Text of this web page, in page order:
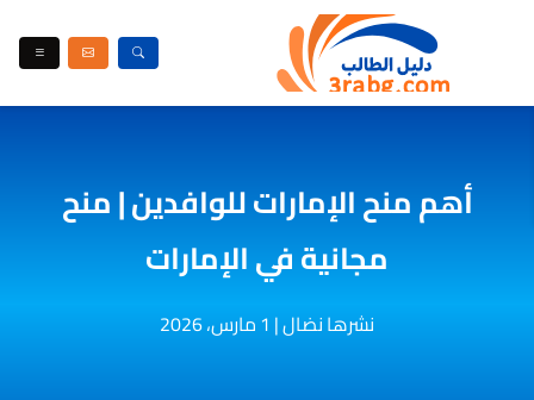
أهم منح الإمارات للوافدين | منح
مجانية في الإمارات
نشرها نضال| 1 مارس، 2026